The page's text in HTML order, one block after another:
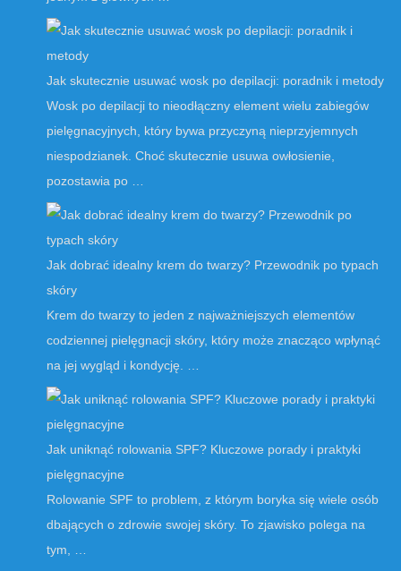
Jak skutecznie usuwać wosk po depilacji: poradnik i metody
Wosk po depilacji to nieodłączny element wielu zabiegów
pielęgnacyjnych, który bywa przyczyną nieprzyjemnych
niespodzianek. Choć skutecznie usuwa owłosienie,
pozostawia po …
Jak dobrać idealny krem do twarzy? Przewodnik po typach
skóry
Krem do twarzy to jeden z najważniejszych elementów
codziennej pielęgnacji skóry, który może znacząco wpłynąć
na jej wygląd i kondycję. …
Jak uniknąć rolowania SPF? Kluczowe porady i praktyki
pielęgnacyjne
Rolowanie SPF to problem, z którym boryka się wiele osób
dbających o zdrowie swojej skóry. To zjawisko polega na
tym, …